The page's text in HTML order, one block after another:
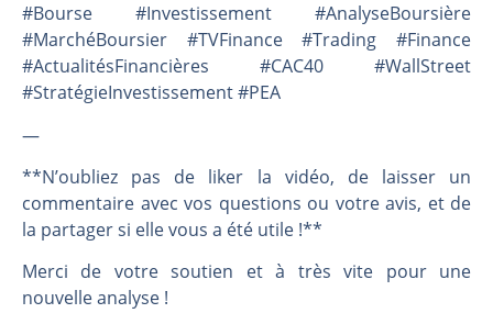
#Bourse #Investissement #AnalyseBoursière
#MarchéBoursier #TVFinance #Trading #Finance
#ActualitésFinancières #CAC40 #WallStreet
#StratégieInvestissement #PEA
—
**N’oubliez pas de liker la vidéo, de laisser un
commentaire avec vos questions ou votre avis, et de
la partager si elle vous a été utile !**
Merci de votre soutien et à très vite pour une
nouvelle analyse !